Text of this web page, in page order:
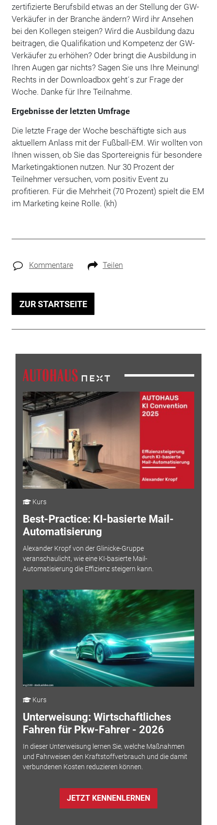
zertifizierte Berufsbild etwas an der Stellung der GW-
Verkäufer in der Branche ändern? Wird ihr Ansehen
bei den Kollegen steigen? Wird die Ausbildung dazu
beitragen, die Qualifikation und Kompetenz der GW-
Verkäufer zu erhöhen? Oder bringt die Ausbildung in
Ihren Augen gar nichts? Sagen Sie uns Ihre Meinung!
Rechts in der Downloadbox geht´s zur Frage der
Woche. Danke für Ihre Teilnahme.
Ergebnisse der letzten Umfrage
Die letzte Frage der Woche beschäftigte sich aus
aktuellem Anlass mit der Fußball-EM. Wir wollten von
Ihnen wissen, ob Sie das Sportereignis für besondere
Marketingaktionen nutzen. Nur 30 Prozent der
Teilnehmer versuchen, vom positiv Event zu
profitieren. Für die Mehrheit (70 Prozent) spielt die EM
im Marketing keine Rolle. (kh)
Kommentare Teilen
ZUR STARTSEITE
Kurs
Best-Practice: KI-basierte Mail-
Automatisierung
Alexander Kropf von der Glinicke-Gruppe
veranschaulicht, wie eine KI-basierte Mail-
Automatisierung die Effizienz steigern kann.
Kurs
Unterweisung: Wirtschaftliches
Fahren für Pkw-Fahrer - 2026
In dieser Unterweisung lernen Sie, welche Maßnahmen
und Fahrweisen den Kraftstoffverbrauch und die damit
verbundenen Kosten reduzieren können.
JETZT KENNENLERNEN